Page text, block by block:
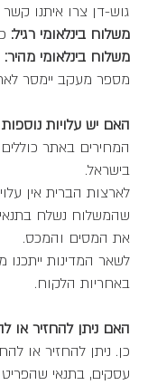
גוש-דן צרו איתנו
משלוח בינלאומי רגיל: כ-
משלוח בינלאומי מהיר:
מספר מעקב יימסר
האם יש עלויות
המחירים באתר
בישראל.
לארצות הברית אין
את המסים והמכס.
לשאר המדינות
באחריות הלקוח.
האם ניתן להחזיר או
עסקים, בתנאי